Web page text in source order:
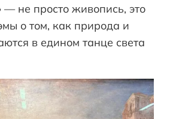
— не просто живопись, это
о том, как природа и
в едином танце света